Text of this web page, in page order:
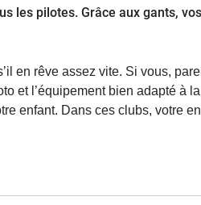
les pilotes. Grâce aux gants,
en rêve assez vite. Si vous,
et l’équipement bien adapté à
enfant. Dans ces clubs, votre